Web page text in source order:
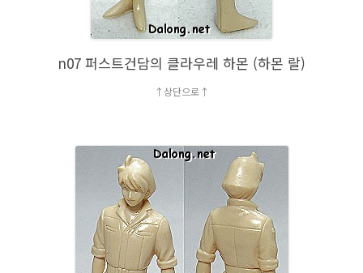
n07 퍼스트건담의 클라우레 하몬 (하몬 랄)
↑상단으로↑